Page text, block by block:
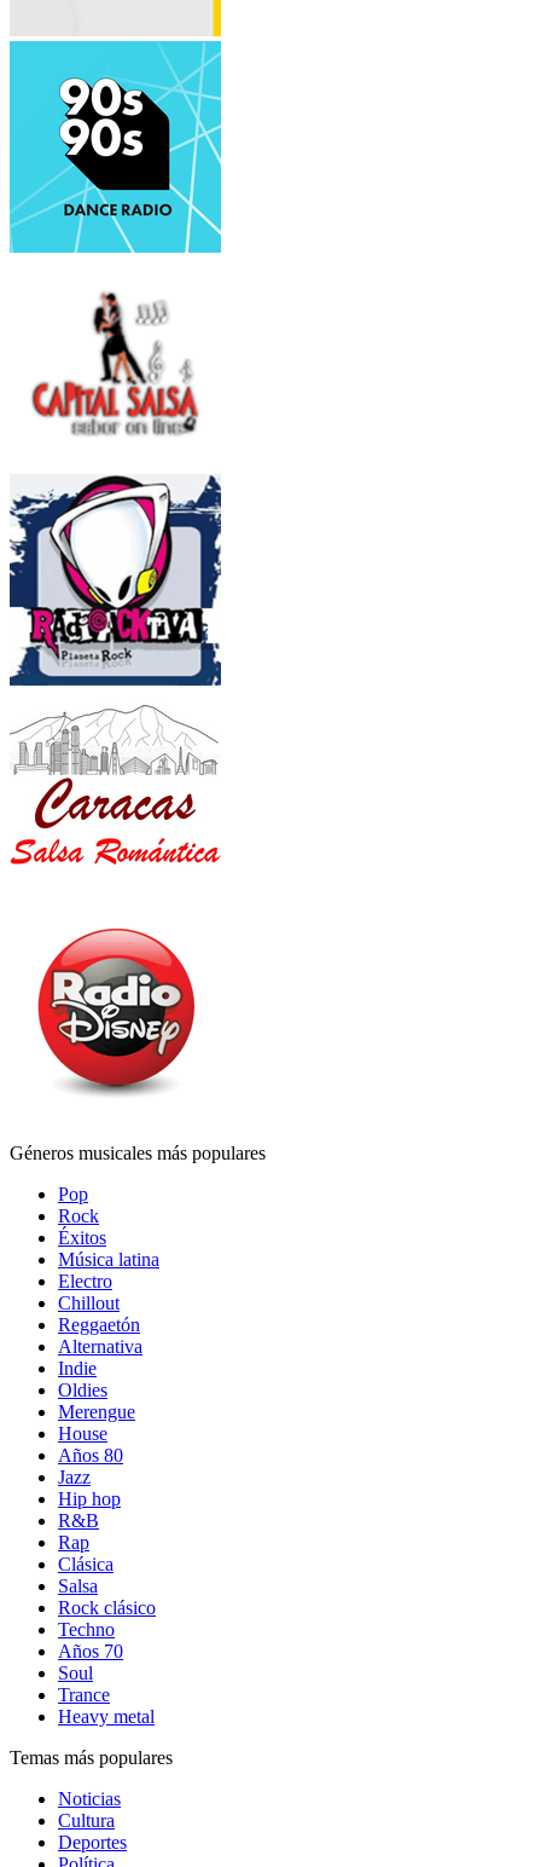
Géneros musicales más populares
Pop
Rock
Éxitos
Música latina
Electro
Chillout
Reggaetón
Alternativa
Indie
Oldies
Merengue
House
Años 80
Jazz
Hip hop
R&B
Rap
Clásica
Salsa
Rock clásico
Techno
Años 70
Soul
Trance
Heavy metal
Temas más populares
Noticias
Cultura
Deportes